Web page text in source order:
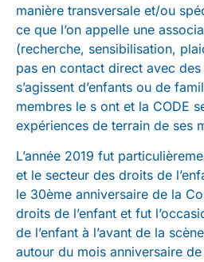
manière transversale et/ou
ce que l’on appelle une
(recherche, sensibilisation,
pas en contact direct avec des
s’agissent d’enfants ou de
membres le s ont et la CODE
expériences de terrain de ses
L’année 2019 fut
et le secteur des droits de
le 30ème anniversaire de la
droits de l’enfant et fut
de l’enfant à l’avant de la
autour du mois anniversaire